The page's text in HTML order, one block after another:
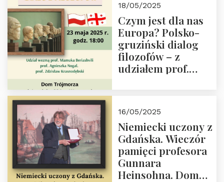
społeczny, członek
Kapituły Nagrody
im. Prezydenta
Lecha
Kaczyńskiego.
Wielki autorytet.
18/05/2025
Czym jest dla nas
Europa? Polsko-
gruziński dialog
filozofów – z
udziałem prof.
Dom Trójmorza 23
maja 2025 r. godz.
18:00.
16/05/2025
Niemiecki uczony z
Gdańska. Wieczór
pamięci profesora
Gunnara
Heinsohna. Dom